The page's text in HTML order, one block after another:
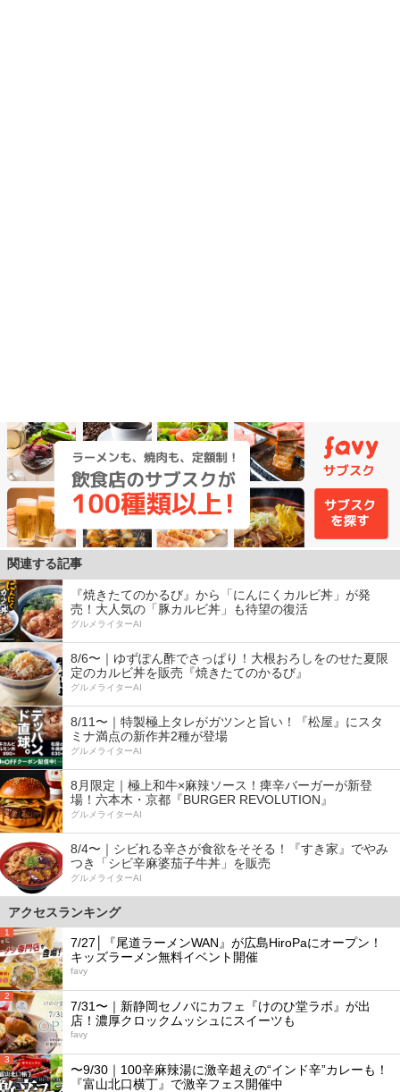
関連する記事
『焼きたてのかるび』から「にんにくカルビ丼」が発
売！大人気の「豚カルビ丼」も待望の復活
グルメライターAI
8/6〜｜ゆずぽん酢でさっぱり！大根おろしをのせた夏限
定のカルビ丼を販売『焼きたてのかるび』
グルメライターAI
8/11〜｜特製極上タレがガツンと旨い！『松屋』にスタ
ミナ満点の新作丼2種が登場
グルメライターAI
8月限定｜極上和牛×麻辣ソース！痺辛バーガーが新登
場！六本木・京都『BURGER REVOLUTION』
グルメライターAI
8/4〜｜シビれる辛さが食欲をそそる！『すき家』でやみ
つき「シビ辛麻婆茄子牛丼」を販売
グルメライターAI
アクセスランキング
1
7/27│『尾道ラーメンWAN』が広島HiroPaにオープン！
キッズラーメン無料イベント開催
favy
2
7/31〜｜新静岡セノバにカフェ『けのひ堂ラボ』が出
店！濃厚クロックムッシュにスイーツも
favy
3
〜9/30｜100辛麻辣湯に激辛超えの“インド辛”カレーも！
『富山北口横丁』で激辛フェス開催中